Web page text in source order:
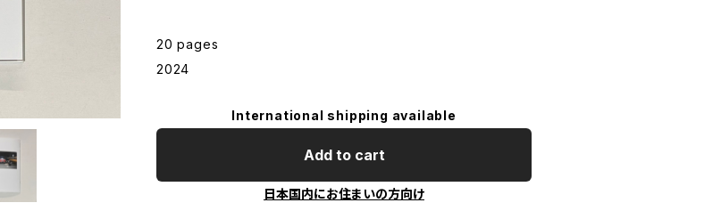
20 pages
2024
International shipping available
Add to cart
日本国内にお住まいの方向け